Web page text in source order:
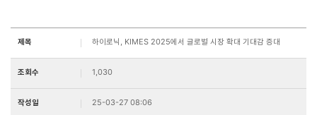
제목 하이로닉, KIMES 2025에서 글로벌 시장 확대 기대감 증대
조회수 1,030
작성일 25-03-27 08:06